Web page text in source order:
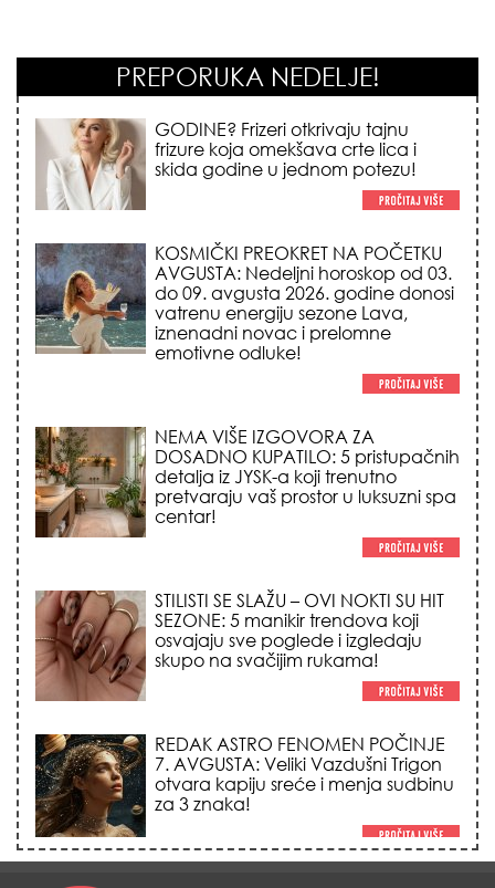
PREPORUKA NEDELJE!
KOSMIČKI PREOKRET NA POČETKU
AVGUSTA: Nedeljni horoskop od 03.
do 09. avgusta 2026. godine donosi
vatrenu energiju sezone Lava,
emotivne odluke!
NEMA VIŠE IZGOVORA ZA
DOSADNO KUPATILO: 5 pristupačnih
pretvaraju vaš prostor u luksuzni spa
STILISTI SE SLAŽU – OVI NOKTI SU HIT
SEZONE: 5 manikir trendova koji
skupo na svačijim rukama!
REDAK ASTRO FENOMEN POČINJE
7. AVGUSTA: Veliki Vazdušni Trigon
otvara kapiju sreće i menja sudbinu
LJUDI U SRBIJI MASOVNO KUPUJU
OVO ČUDO OD 200 DINARA: Trik sa
na +35 za 10 minuta (BEZ KLIME)!